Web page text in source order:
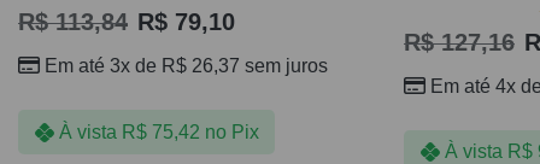
R$113,84 R$ 79,10
Em até 3x de R$ 26,37 sem juros
À vista R$75,42 no Pix
R$127,16
Em até 4x
À vista R$